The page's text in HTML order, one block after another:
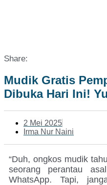
Share:
Mudik Gratis
Dibuka Hari Ini!
2 Mei 2025
Irma Nur Naini
“Duh, ongkos mudik
seorang perantau
WhatsApp. Tapi,